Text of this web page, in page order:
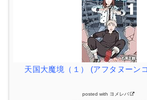
天国大魔境（１） (アフタヌーン
posted with ヨメレバ